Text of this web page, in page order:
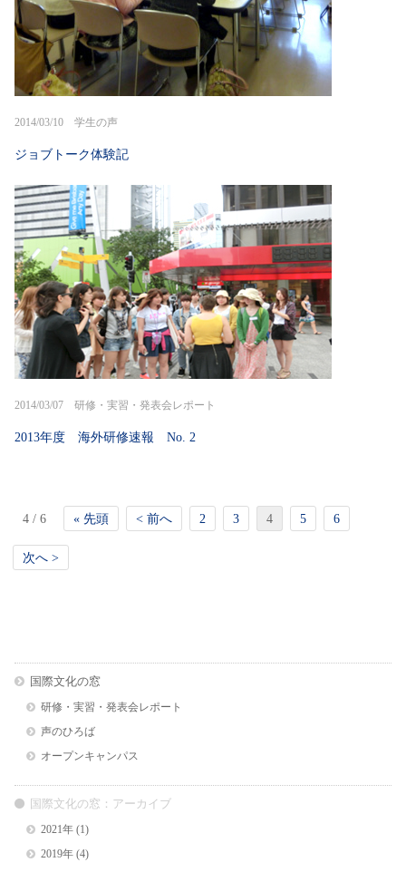
2014/03/10 学生の声
ジョブトーク体験記
2014/03/07 研修・実習・発表会レポート
2013年度 海外研修速報 No. 2
4 / 6 « 先頭 < 前へ 2 3 4 5 6
次へ >
国際文化の窓
研修・実習・発表会レポート
声のひろば
オープンキャンパス
国際文化の窓：アーカイブ
2021年(1)
2019年(4)